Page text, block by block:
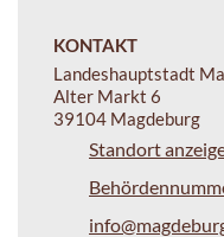
KONTAKT
Landeshauptstadt
Alter Markt 6
39104 Magdeburg
Standort